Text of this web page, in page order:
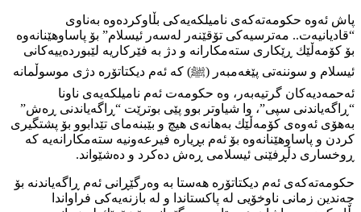
پاش ئەوە حكومەتەكەی نامیلكەیەكی بڵاوكردەوە بەناوی
“قادیانیەت.. مەترسیەكی تۆقێنەر لەسەر ئیسلام” بۆ پاساوهێنانەوە
بۆ كۆمەڵێك ڕێكاری ستەمكارانە و دژ بە فێركاریە لێبوردەییەكانی
ئیسلام و سوننەتی پێغەمبەر (ﷺ) كە ئەم دیكتاتۆرە دژی موسوڵمانە
ئەحمەدیەكان گرتیەبەر، وە حكومەت ئەم نامیلكەیەی ناونا
“ڕاگەیاندنی سپی”، وا شیاوتر بوو پێی بوترێت “ڕاگەیاندنی ڕەش”
بەهۆی ئەوەی كۆمەڵێك بەهانەی هیچ و بێبنەمای تێدابوو بۆ پشتگیری
كردن و پاساوهێنانەوە بۆ ئەم بڕیارە فیرعەونیە ستەمكارانەیە كە
ڕوخساری دڵڕفێنی ئیسلامی ڕەش دەكرد و دەشێواند.
حكومەتەكەی ئەم دیكتاتۆرە هەستا بە وەرگێڕانی ئەم ڕاگەیاندنە بۆ
چەندین زمانی ناوخۆیی لە پاكستاندا و لە بازنەیەكی فراواندا